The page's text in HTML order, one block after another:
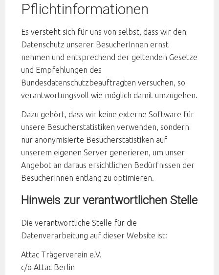
Pflichtinformationen
Es versteht sich für uns von selbst, dass wir den
Datenschutz unserer BesucherInnen ernst
nehmen und entsprechend der geltenden Gesetze
und Empfehlungen des
Bundesdatenschutzbeauftragten versuchen, so
verantwortungsvoll wie möglich damit umzugehen.
Dazu gehört, dass wir keine externe Software für
unsere Besucherstatistiken verwenden, sondern
nur anonymisierte Besucherstatistiken auf
unserem eigenen Server generieren, um unser
Angebot an daraus ersichtlichen Bedürfnissen der
BesucherInnen entlang zu optimieren.
Hinweis zur verantwortlichen Stelle
Die verantwortliche Stelle für die
Datenverarbeitung auf dieser Website ist:
Attac Trägerverein e.V.
c/o Attac Berlin